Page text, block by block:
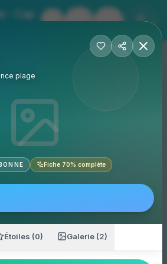
Village Naturiste - Cap
AU CAP D’AGDE 🔥 ✨
34300 Agde, France
plage
Fiche 70% complète
Étoiles (0) Galerie (2)